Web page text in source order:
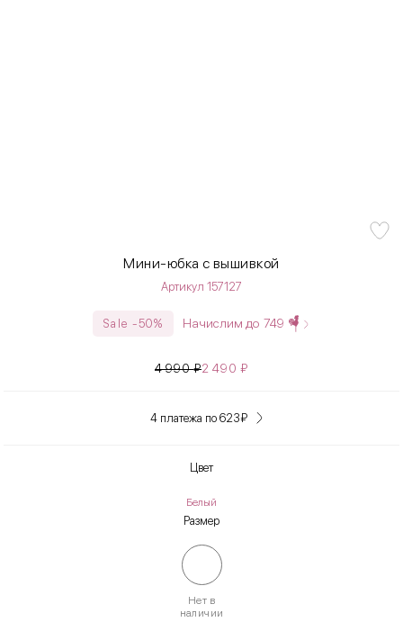
Мини-юбка с вышивкой
Артикул 157127
Sale -50% Начислим до 749
4 990₽2 490₽
4 платежа по 623₽
Цвет
Белый
Размер
Нет в
наличии